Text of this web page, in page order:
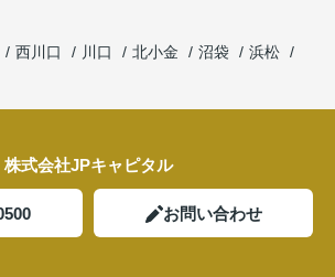
西川口 川口 北小金 沼袋
浜松
株式会社JPキャピタル
お問い合わせ